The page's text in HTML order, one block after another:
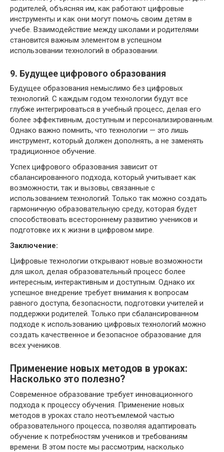
родителей, объясняя им, как работают цифровые
инструменты и как они могут помочь своим детям в
учебе. Взаимодействие между школами и родителями
становится важным элементом в успешном
использовании технологий в образовании.
9. Будущее цифрового образования
Будущее образования немыслимо без цифровых
технологий. С каждым годом технологии будут все
глубже интегрироваться в учебный процесс, делая его
более эффективным, доступным и персонализированным.
Однако важно помнить, что технологии — это лишь
инструмент, который должен дополнять, а не заменять
традиционное обучение.
Успех цифрового образования зависит от
сбалансированного подхода, который учитывает как
возможности, так и вызовы, связанные с
использованием технологий. Только так можно создать
гармоничную образовательную среду, которая будет
способствовать всестороннему развитию учеников и
подготовке их к жизни в цифровом мире.
Заключение:
Цифровые технологии открывают новые возможности
для школ, делая образовательный процесс более
интересным, интерактивным и доступным. Однако их
успешное внедрение требует внимания к вопросам
равного доступа, безопасности, подготовки учителей и
поддержки родителей. Только при сбалансированном
подходе к использованию цифровых технологий можно
создать качественное и безопасное образование для
всех учеников.
Применение новых методов в уроках:
Насколько это полезно?
Современное образование требует инновационного
подхода к процессу обучения. Применение новых
методов в уроках стало неотъемлемой частью
образовательного процесса, позволяя адаптировать
обучение к потребностям учеников и требованиям
времени. В этом посте мы рассмотрим, насколько